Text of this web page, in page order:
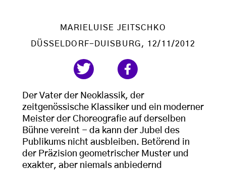
MARIELUISE JEITSCHKO
DÜSSELDORF-DUISBURG , 12/11/2012
Der Vater der Neoklassik, der
zeitgenössische Klassiker und ein moderner
Meister der Choreografie auf derselben
Bühne vereint − da kann der Jubel des
Publikums nicht ausbleiben. Betörend in
der Präzision geometrischer Muster und
exakter, aber niemals anbiedernd